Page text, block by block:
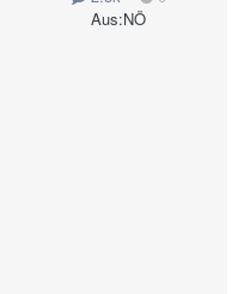
Aus:NÖ